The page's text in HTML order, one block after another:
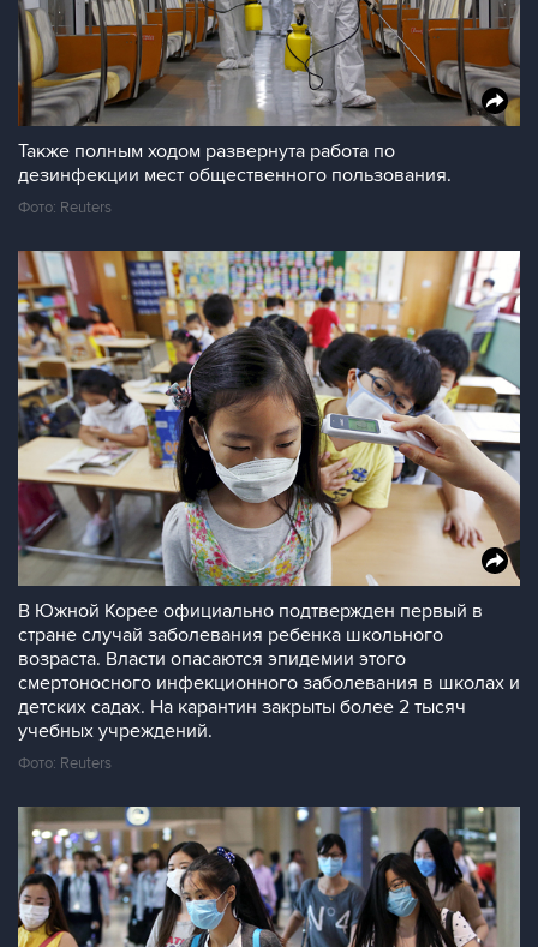
Также полным ходом развернута работа по
дезинфекции мест общественного пользования.
Фото: Reuters
В Южной Корее официально подтвержден первый в
стране случай заболевания ребенка школьного
возраста. Власти опасаются эпидемии этого
смертоносного инфекционного заболевания в школах и
детских садах. На карантин закрыты более 2 тысяч
учебных учреждений.
Фото: Reuters